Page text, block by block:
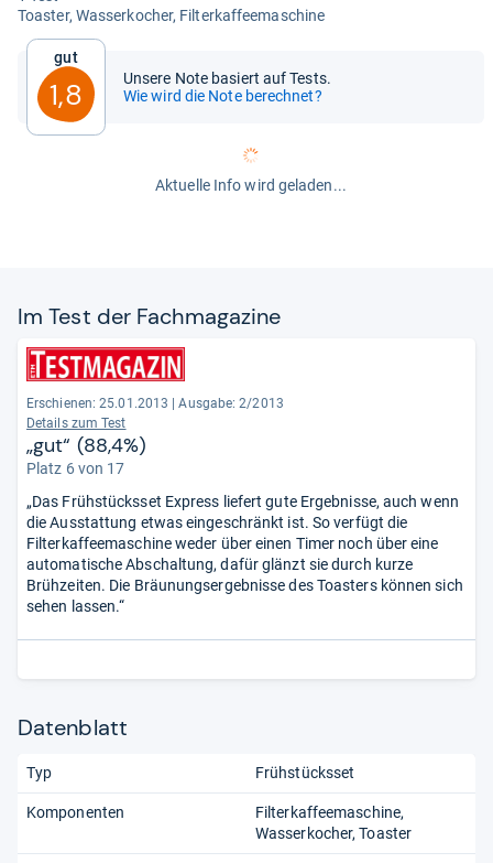
Toas­ter, Was­ser­ko­cher, Fil­ter­kaf­fee­ma­schine
Gut
1,8
Unsere Note basiert auf Tests.
Wie wird die Note berechnet?
Aktuelle Info wird geladen...
Im Test der Fach­ma­ga­zine
Erschienen: 25.01.2013
Ausgabe: 2/2013
Details zum Test
„gut“ (88,4%)
Platz 6 von 17
„Das Frühstücksset Express liefert gute Ergebnisse, auch wenn
die Ausstattung etwas eingeschränkt ist. So verfügt die
Filterkaffeemaschine weder über einen Timer noch über eine
automatische Abschaltung, dafür glänzt sie durch kurze
Brühzeiten. Die Bräunungsergebnisse des Toasters können sich
sehen lassen.“
Datenblatt
Typ Frühstücksset
Komponenten
Filterkaffeemaschine
Wasserkocher Toaster